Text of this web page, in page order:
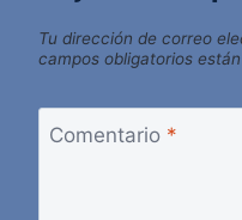
Tu dirección de correo
campos obligatorios
Comentario *